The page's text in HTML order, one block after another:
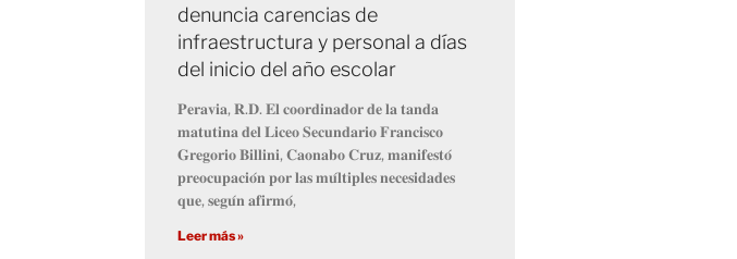
denuncia carencias de
infraestructura y personal a días
del inicio del año escolar
𝐏𝐞𝐫𝐚𝐯𝐢𝐚, 𝐑.𝐃. 𝐄𝐥 𝐜𝐨𝐨𝐫𝐝𝐢𝐧𝐚𝐝𝐨𝐫 𝐝𝐞 𝐥𝐚 𝐭𝐚𝐧𝐝𝐚
𝐦𝐚𝐭𝐮𝐭𝐢𝐧𝐚 𝐝𝐞𝐥 𝐋𝐢𝐜𝐞𝐨 𝐒𝐞𝐜𝐮𝐧𝐝𝐚𝐫𝐢𝐨 𝐅𝐫𝐚𝐧𝐜𝐢𝐬𝐜𝐨
𝐆𝐫𝐞𝐠𝐨𝐫𝐢𝐨 𝐁𝐢𝐥𝐥𝐢𝐧𝐢, 𝐂𝐚𝐨𝐧𝐚𝐛𝐨 𝐂𝐫𝐮𝐳, 𝐦𝐚𝐧𝐢𝐟𝐞𝐬𝐭𝐨́
𝐩𝐫𝐞𝐨𝐜𝐮𝐩𝐚𝐜𝐢𝐨́𝐧 𝐩𝐨𝐫 𝐥𝐚𝐬 𝐦𝐮́𝐥𝐭𝐢𝐩𝐥𝐞𝐬 𝐧𝐞𝐜𝐞𝐬𝐢𝐝𝐚𝐝𝐞𝐬
𝐪𝐮𝐞, 𝐬𝐞𝐠𝐮́𝐧 𝐚𝐟𝐢𝐫𝐦𝐨́,
Leer más »